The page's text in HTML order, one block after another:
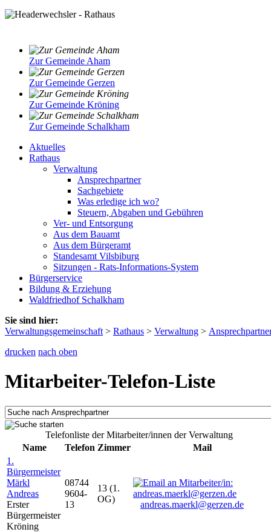
Zur Gemeinde Aham
Zur Gemeinde Gerzen
Zur Gemeinde Kröning
Zur Gemeinde Schalkham
Aktuelles
Rathaus
Verwaltung
Ansprechpartner
Sachgebiete
Was erledige ich wo?
Steuern, Abgaben und Gebühren
Ver- und Entsorgung
Aus dem Bauamt
Aus dem Bürgeramt
Standesamt Vilsbiburg
Sitzungen - Rats-Informations-System
Bürgerservice
Bildung & Erziehung
Waldfriedhof Schalkham
Sie sind hier:
Verwaltungsgemeinschaft > Rathaus > Verwaltung >
drucken nach oben
Mitarbeiter-Telefon-Liste
Telefonliste der Mitarbeiter/innen der Verwaltung
Name
Telefon Zimmer
Mail
1.
Bürgermeister
Märkl
Andreas
Erster
Bürgermeister
Kröning
08744
9604-
13
13 (1.
OG)
andreas.maerkl@gerzen.de